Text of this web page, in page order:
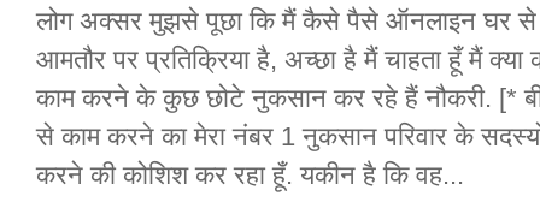
लोग अक्सर मुझसे पूछा कि मैं कैसे पैसे ऑनलाइन घर से
आमतौर पर प्रतिक्रिया है, अच्छा है मैं चाहता हूँ मैं
काम करने के कुछ छोटे नुकसान कर रहे हैं नौकरी. [*
से काम करने का मेरा नंबर 1 नुकसान परिवार के
करने की कोशिश कर रहा हूँ. यकीन है कि वह...